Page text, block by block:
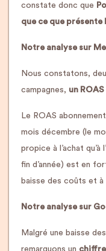
constate donc que
que ce que
Notre analyse sur
Nous constatons,
campagnes, un
Le ROAS
mois décembre (le
propice à l’achat
fin d’année) est en
baisse des coûts et à
Notre analyse sur
Malgré une baisse
remarquons un